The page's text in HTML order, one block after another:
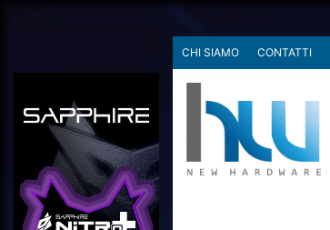
CHI SIAMO CONTATTI